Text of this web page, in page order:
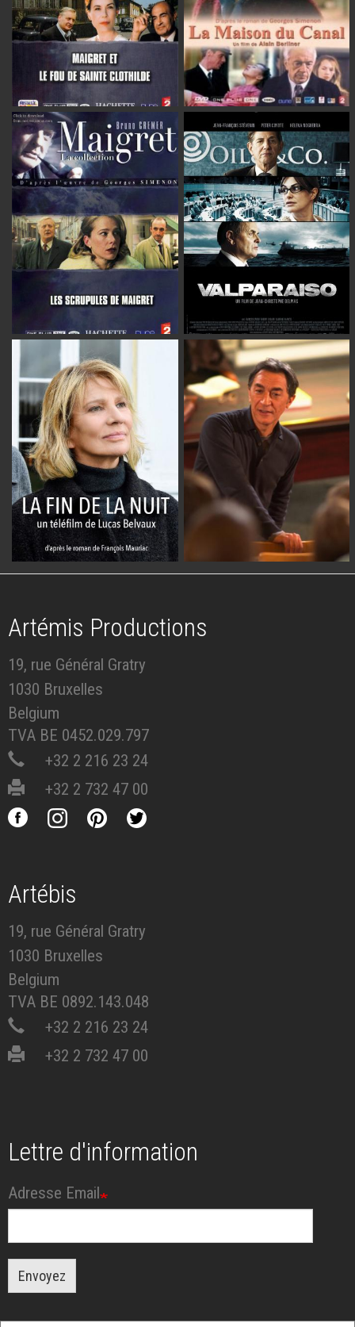
Artémis Productions
19, rue Général Gratry
1030 Bruxelles
Belgium
TVA BE 0452.029.797
+32 2 216 23 24
+32 2 732 47 00
Artébis
19, rue Général Gratry
1030 Bruxelles
Belgium
TVA BE 0892.143.048
+32 2 216 23 24
+32 2 732 47 00
Lettre d'information
Adresse Email
Envoyez